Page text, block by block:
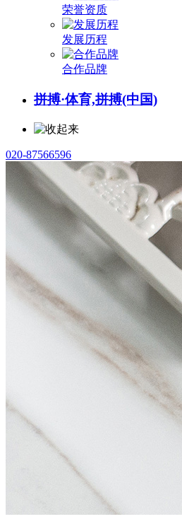
荣誉资质
发展历程
合作品牌
拼搏·体育,拼搏(中国)
020-87566596